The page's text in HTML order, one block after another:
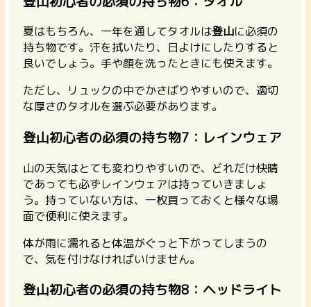
夏はもちろん、一年を通してタオルは登山に必須の
持ち物です。汗を拭いたり、日よけにしたりすると
良いでしょう。手や顔を洗ったときにも使えます。
ただし、リュックの中でかさばりやすいので、適切
な厚さのタオルを選ぶ必要があります。
登山初心者の必須の持ち物7：レインウェア
山の天気はとても変わりやすいので、どれだけ快晴
であっても必ずレインウェアは持っていきましょ
う。持っていない方は、一枚買っておくと様々な場
面で便利に使えます。
体が雨に濡れると体温がぐっと下がってしまうの
で、気を付けなければいけません。
登山初心者の必須の持ち物8：ヘッドライト